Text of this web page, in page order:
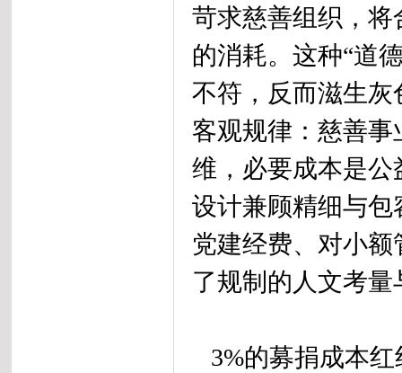
苛求慈善组织，
的消耗。这种“道
不符，反而滋生
客观规律：慈善
维，必要成本是
设计兼顾精细与
党建经费、对小
了规制的人文考量
3%的募捐成本